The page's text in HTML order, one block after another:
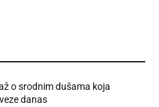
o srodnim dušama koja
danas